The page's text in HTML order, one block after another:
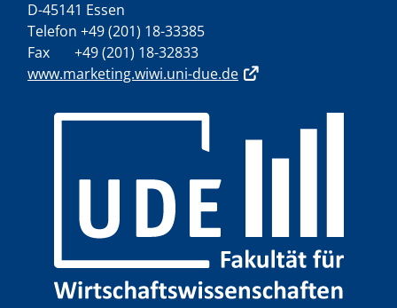
D-45141 Essen
Telefon +49 (201) 18-33385
Fax +49 (201) 18-32833
www.marketing.wiwi.uni-due.de